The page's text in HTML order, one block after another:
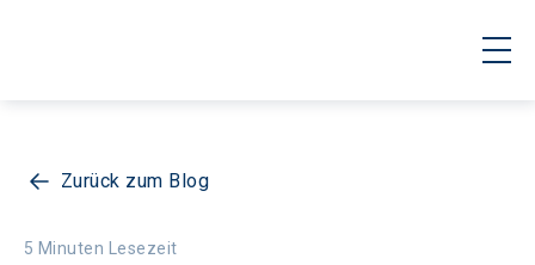
Zurück zum Blog
5 Minuten Lesezeit